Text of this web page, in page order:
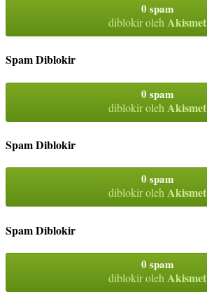
0 spam
diblokir olehAkismet
Spam Diblokir
0 spam
diblokir oleh Akismet
Spam Diblokir
0 spam
diblokir olehAkismet
Spam Diblokir
0 spam
diblokir oleh Akismet